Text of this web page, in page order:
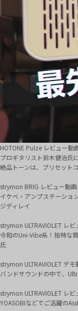
HOTONE Pulze レビュー動
プロギタリスト鈴木健治氏
絶品トーンは、プリセット
strymon BRIG レビュー動画
イケベ・アンプステーショ
ジディレイ
strymon ULTRAVIOLET レビ
令和のUni-Vibe系！独特な
氏
strymon ULTRAVIOLET デモ
バンドサウンドの中で、
strymon ULTRAVIOLET レビ
YOASOBIなどでご活躍の